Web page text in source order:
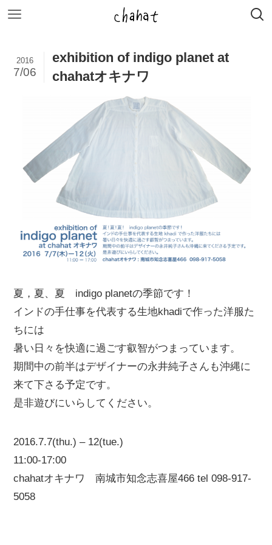
exhibition of indigo planet at
chahatオキナワ
2016
7/06
夏，夏、夏 indigo planetの季節です！
インドの手仕事を代表する生地khadiで作った洋服た
ちには
暑い日々を快適に過ごす叡智がつまっています。
期間中の前半はデザイナーの永井純子さんも沖縄に
来て下さる予定です。
是非遊びにいらしてください。
2016.7.7(thu.) – 12(tue.)
11:00-17:00
chahatオキナワ 南城市知念志喜屋466 tel 098-917-
5058